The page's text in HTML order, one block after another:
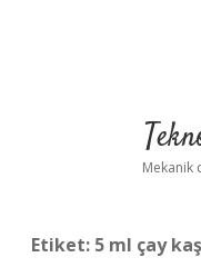
Mekanik
Etiket: 5 ml çay